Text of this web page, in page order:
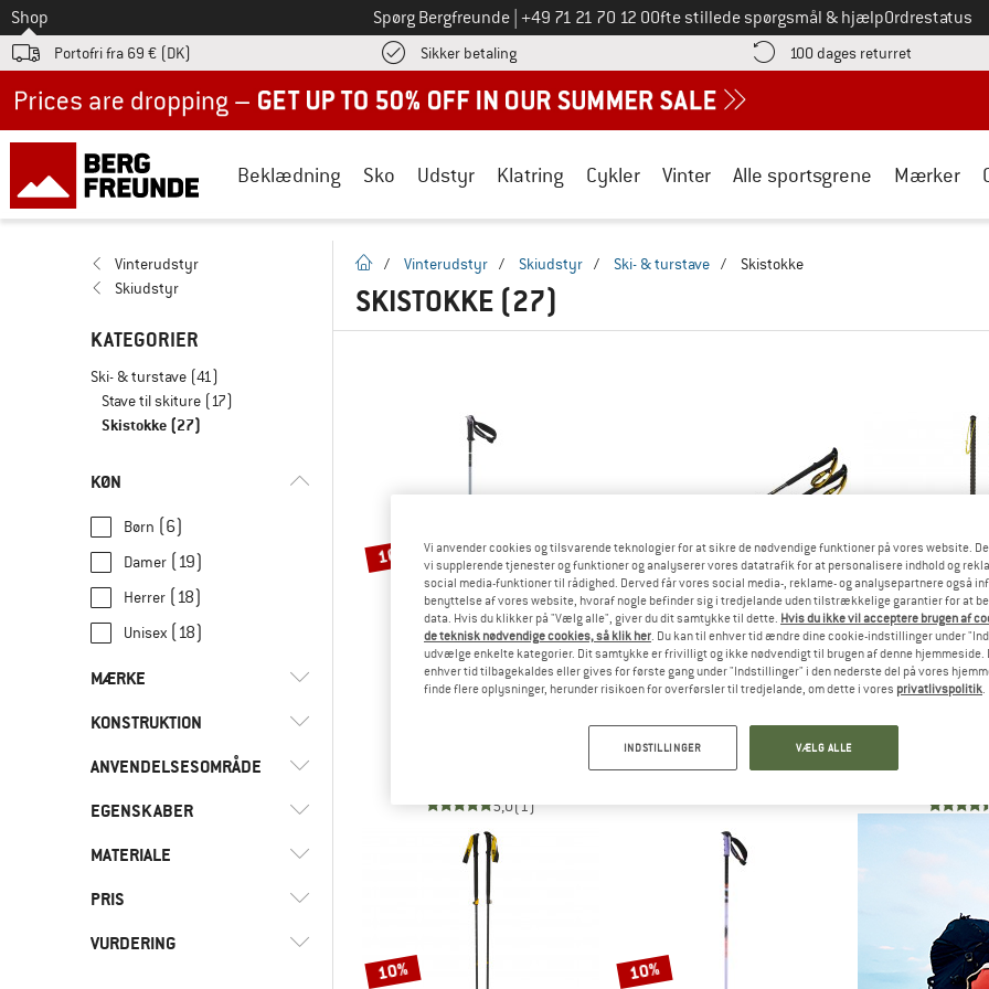
Til
Shop Spørg Bergfreunde Ring til os på
+49 71 21 70 12 0Ofte stillede spørgsmål & hjælpOrdrestatus
Portofri fra 69 € (DK) Sikker betalingFind betalingsoplysningerne her! Åbnes i en infoboks
100 dages returret Gå til
Beklædning Sko Udstyr Klatring Cykler Vinter Alle sportsgrene Mærker
Vinterudstyr
Skiudstyr
KATEGORIER
Ski- & turstave (41)
Stave til skiture (17)
Skistokke (27)
KØN
Børn (6)
Damer (19)
Herrer (18)
Unisex (18)
MÆRKE
Atomic (3)
Komperdell
KONSTRUKTION
Fast længde(12)
Teleskopstav
ANVENDELSESOMRÅDE
Skiløb(26)
Skiture
EGENSKABER
Udskiftelige tallerkener (9)
MATERIALE
Aluminium
PRIS
VURDERING
Hjemmeside
/ Vinterudstyr / Skiudstyr / Ski- & turstave / Skistokke
SKISTOKKE (27)
10%
5,0(1)
10%
GRIVEL
SKI TOUR
62,96 €
10%
10% 10%
Vi anvender cookies og tilsvarende teknologier for at sikre de nødvendige funktioner på vores website.
vi supplerende tjenester og funktioner og analyserer vores datatrafik for at personalisere indhold og
social media-funktioner til rådighed. Derved får vores social media-, reklame- og analysepartnere også
benyttelse af vores website, hvoraf nogle befinder sig i tredjelande uden tilstrækkelige garantier for at
data. Hvis du klikker på "Vælg alle", giver du dit samtykke til dette. Hvis du ikke vil acceptere brugen af
de teknisk nødvendige cookies, så klik her. Du kan til enhver tid ændre dine cookie-indstillinger under
udvælge enkelte kategorier. Dit samtykke er frivilligt og ikke nødvendigt til brugen af denne hjemmeside.
enhver tid tilbagekaldes eller gives for første gang under "Indstillinger" i den nederste del på vores
finde flere oplysninger, herunder risikoen for overførsler til tredjelande, om dette i vores privatlivspolitik.
INDSTILLINGER VÆLG ALLE